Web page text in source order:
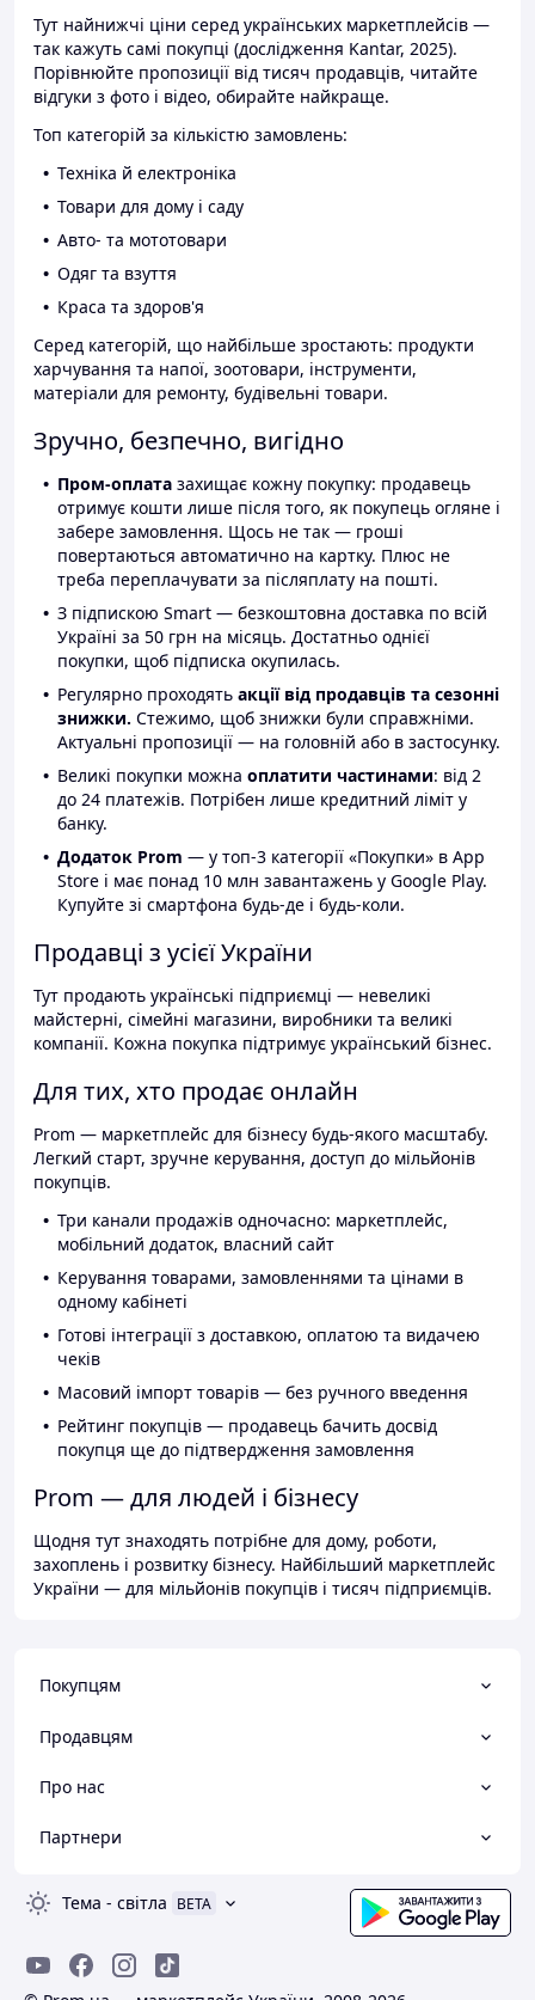
Тут найнижчі ціни серед українських маркетплейсів —
так кажуть самі покупці (дослідження Kantar, 2025).
Порівнюйте пропозиції від тисяч продавців, читайте
відгуки з фото і відео, обирайте найкраще.
Топ категорій за кількістю замовлень:
Техніка й електроніка
Товари для дому і саду
Авто- та мототовари
Одяг та взуття
Краса та здоров'я
Серед категорій, що найбільше зростають: продукти
харчування та напої, зоотовари, інструменти,
матеріали для ремонту, будівельні товари.
Зручно, безпечно, вигідно
Пром-оплата захищає кожну покупку: продавець
отримує кошти лише після того, як покупець огляне і
забере замовлення. Щось не так — гроші
повертаються автоматично на картку. Плюс не
треба переплачувати за післяплату на пошті.
З підпискою Smart — безкоштовна доставка по всій
Україні за 50 грн на місяць. Достатньо однієї
покупки, щоб підписка окупилась.
Регулярно проходять акції від продавців та сезонні
знижки. Стежимо, щоб знижки були справжніми.
Актуальні пропозиції — на головній або в застосунку.
Великі покупки можна оплатити частинами: від 2
до 24 платежів. Потрібен лише кредитний ліміт у
банку.
Додаток Prom — у топ-3 категорії «Покупки» в App
Store і має понад 10 млн завантажень у Google Play.
Купуйте зі смартфона будь-де і будь-коли.
Продавці з усієї України
Тут продають українські підприємці — невеликі
майстерні, сімейні магазини, виробники та великі
компанії. Кожна покупка підтримує український бізнес.
Для тих, хто продає онлайн
Prom — маркетплейс для бізнесу будь-якого масштабу.
Легкий старт, зручне керування, доступ до мільйонів
покупців.
Три канали продажів одночасно: маркетплейс,
мобільний додаток, власний сайт
Керування товарами, замовленнями та цінами в
одному кабінеті
Готові інтеграції з доставкою, оплатою та видачею
чеків
Масовий імпорт товарів — без ручного введення
Рейтинг покупців — продавець бачить досвід
покупця ще до підтвердження замовлення
Prom — для людей і бізнесу
Щодня тут знаходять потрібне для дому, роботи,
захоплень і розвитку бізнесу. Найбільший маркетплейс
України — для мільйонів покупців і тисяч підприємців.
Покупцям
Продавцям
Про нас
Партнери
Тема - світла BETA